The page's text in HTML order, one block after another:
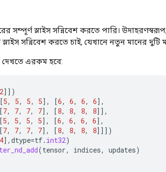
সম্পূর্ণ স্লাইস সন্নিবেশ করতে পারি।
সন্নিবেশ করতে চাই, যেখানে নতুন মানের দুটি
দেখতে এরকম হবে:
2]] )
5, 5, 5, 5] , [6, 6, 6, 6] ,
[7, 7, 7, 7] , [8, 8, 8, 8]] ,
5, 5, 5, 5] , [6, 6, 6, 6] ,
[7, 7, 7, 7] , [8, 8, 8, 8]]] )
4] , dtype=tf. int32)
(tensor, indices, updates)